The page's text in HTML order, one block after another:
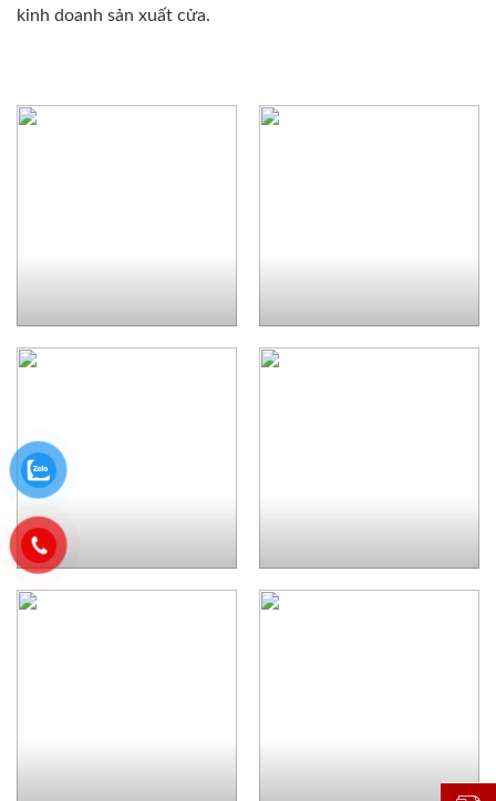
kinh doanh sản xuất cửa.